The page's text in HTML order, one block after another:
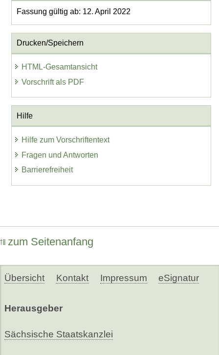
Fassung gültig ab: 12. April 2022
Drucken/Speichern
HTML-Gesamtansicht
Vorschrift als PDF
Hilfe
Hilfe zum Vorschriftentext
Fragen und Antworten
Barrierefreiheit
zum Seitenanfang
Übersicht Kontakt Impressum eSignatur
Herausgeber
Sächsische Staatskanzlei